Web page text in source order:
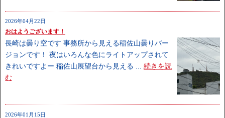
2026年04月22日
おはようございます！
長崎は曇り空です 事務所から見える稲佐山曇りバー
ジョンです！ 夜はいろんな色にライトアップされて
きれいですよー 稲佐山展望台から見える ... 続きを読
む
2026年01月15日